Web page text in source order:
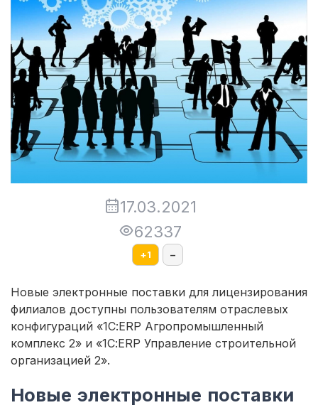
17.03.2021
62337
+1 –
Новые электронные поставки для лицензирования
филиалов доступны пользователям отраслевых
конфигураций «1С:ERP Агропромышленный
комплекс 2» и «1С:ERP Управление строительной
организацией 2».
Новые электронные поставки